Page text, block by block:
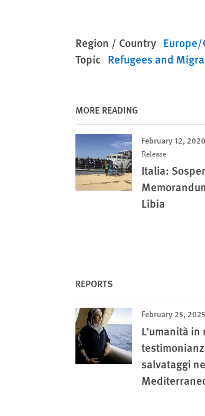
Region / Country Europe/
Topic Refugees and
MORE READING
February 12, 2020
Release
Italia:
Libia
REPORTS
February 25, 2025
L’umanità in
salvataggi